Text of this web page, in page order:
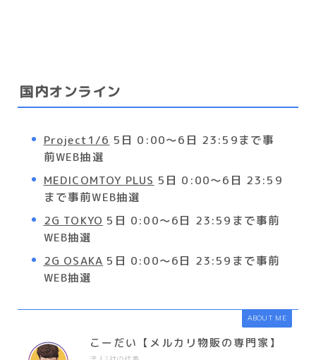
国内オンライン
Project1/6 5日 0:00〜6日 23:59まで事
前WEB抽選
MEDICOMTOY PLUS 5日 0:00〜6日 23:59
まで事前WEB抽選
2G TOKYO 5日 0:00〜6日 23:59まで事前
WEB抽選
2G OSAKA 5日 0:00〜6日 23:59まで事前
WEB抽選
ABOUT ME
こーだい【メルカリ物販の専門家】